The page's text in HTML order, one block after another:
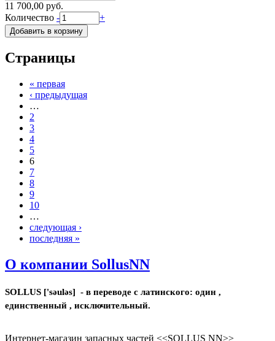
11 700,00 руб.
Количество - +
Страницы
« первая
‹ предыдущая
…
2
3
4
5
6
7
8
9
10
…
следующая ›
последняя »
О компании SollusNN
SOLLUS ['səuləs] - в переводе с латинского: один ,
единственный , исключительный.
Интернет-магазин запасных частей <<SOLLUS NN>>